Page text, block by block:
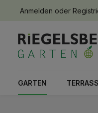
Zur
Anmelden oder
GARTEN